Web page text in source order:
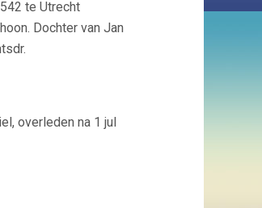
te Utrecht
Dochter van Jan
overleden na 1 jul